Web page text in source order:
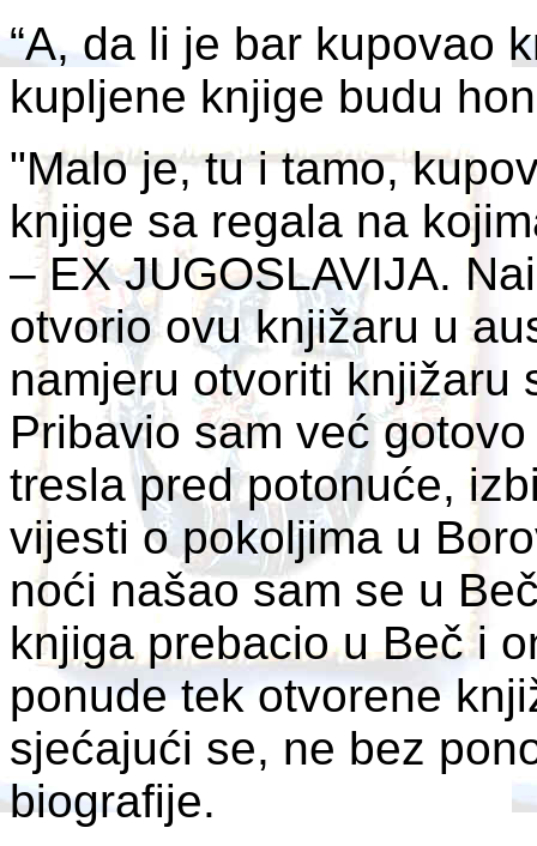
“A, da li je bar kupovao
kupljene knjige budu
"Malo je, tu i tamo,
knjige sa regala na
– EX JUGOSLAVIJA.
otvorio ovu knjižaru u
namjeru otvoriti knjižaru
Pribavio sam već
tresla pred potonuće,
vijesti o pokoljima u
noći našao sam se u
knjiga prebacio u Beč i
ponude tek otvorene
sjećajući se, ne bez
biografije.